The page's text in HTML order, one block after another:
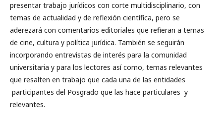
presentar trabajo jurídicos con corte multidisciplinario, con
temas de actualidad y de reflexión científica, pero se
aderezará con comentarios editoriales que refieran a temas
de cine, cultura y política jurídica. También se seguirán
incorporando entrevistas de interés para la comunidad
universitaria y para los lectores así como, temas relevantes
que resalten en trabajo que cada una de las entidades
participantes del Posgrado que las hace particulares y
relevantes.